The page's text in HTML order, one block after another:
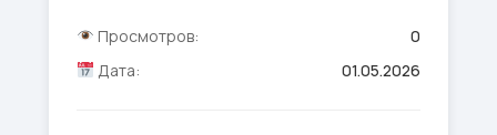
Просмотров:
0
Дата:
01.05.2026